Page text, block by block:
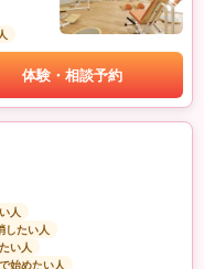
体験・相談予約
人
したい人
い人
始めたい人